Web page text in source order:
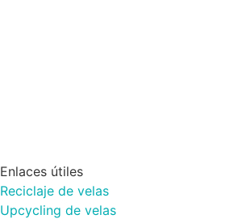
Enlaces útiles
Reciclaje de velas
Upcycling de velas